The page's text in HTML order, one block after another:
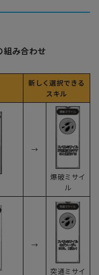
み合わせ
新しく選択できる
スキル
→
爆破ミサイ
ル
→
突通ミサイ